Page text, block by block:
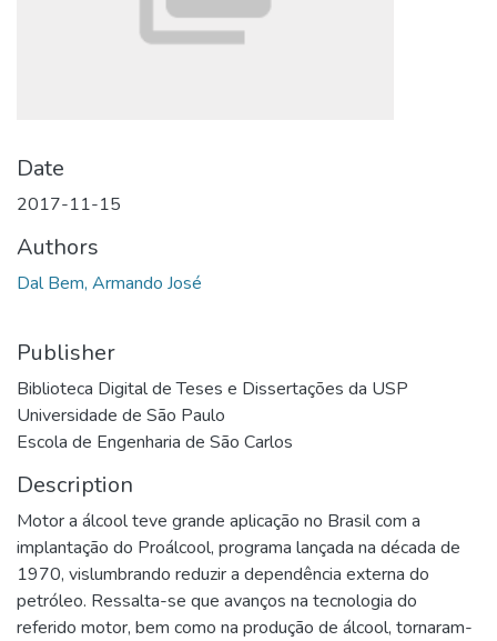
Date
2017-11-15
Authors
Dal Bem, Armando José
Publisher
Biblioteca Digital de Teses e Dissertações da USP
Universidade de São Paulo
Escola de Engenharia de São Carlos
Description
Motor a álcool teve grande aplicação no Brasil com a
implantação do Proálcool, programa lançada na década de
1970, vislumbrando reduzir a dependência externa do
petróleo. Ressalta-se que avanços na tecnologia do
referido motor, bem como na produção de álcool, tornaram-